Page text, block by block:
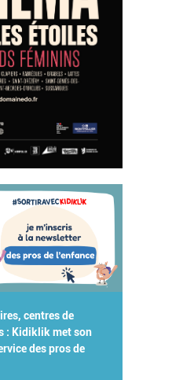
centres de
: Kidiklik met son
des pros de